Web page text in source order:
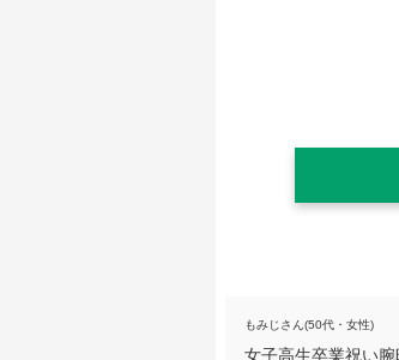
もみじさん(50代・女性)
女子高生卒業祝い